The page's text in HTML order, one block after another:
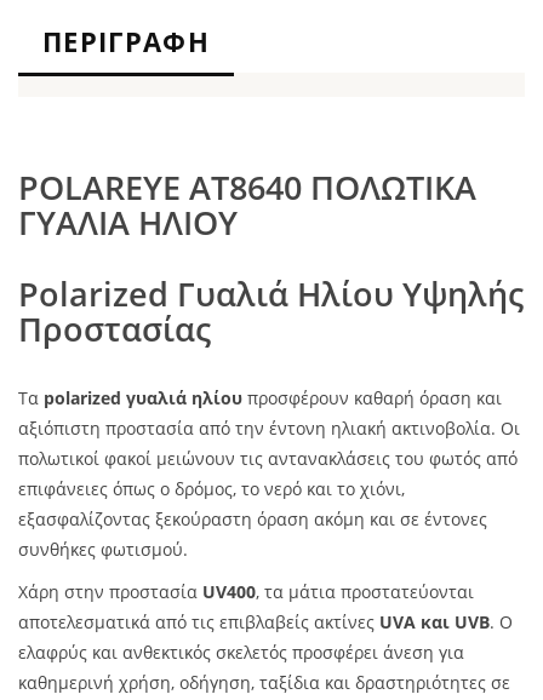
ΠΕΡΙΓΡΑΦΉ
POLAREYE AT8640 ΠΟΛΩΤΙΚΑ
ΓΥΑΛΙΑ ΗΛΙΟΥ
Polarized Γυαλιά Ηλίου Υψηλής
Προστασίας
Τα polarized γυαλιά ηλίου προσφέρουν καθαρή όραση και
αξιόπιστη προστασία από την έντονη ηλιακή ακτινοβολία. Οι
πολωτικοί φακοί μειώνουν τις αντανακλάσεις του φωτός από
επιφάνειες όπως ο δρόμος, το νερό και το χιόνι,
εξασφαλίζοντας ξεκούραστη όραση ακόμη και σε έντονες
συνθήκες φωτισμού.
Χάρη στην προστασία UV400, τα μάτια προστατεύονται
αποτελεσματικά από τις επιβλαβείς ακτίνες UVA και UVB. Ο
ελαφρύς και ανθεκτικός σκελετός προσφέρει άνεση για
καθημερινή χρήση, οδήγηση, ταξίδια και δραστηριότητες σε